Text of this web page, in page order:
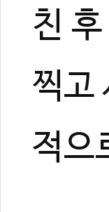
친
찍고
적으